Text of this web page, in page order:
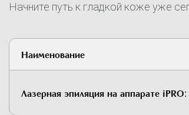
Начните путь к гладкой коже уже
Наименование
Лазерная эпиляция на аппарате iPRO: